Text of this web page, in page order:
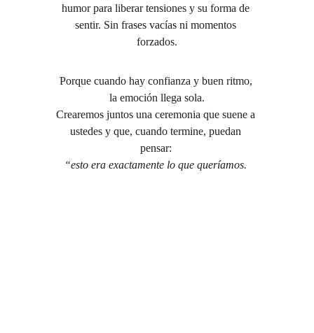
humor para liberar tensiones y su forma de
sentir. Sin frases vacías ni momentos
forzados.
Porque cuando hay confianza y buen ritmo,
la emoción llega sola.
Crearemos juntos una ceremonia que suene a
ustedes y que, cuando termine, puedan
pensar:
“esto era exactamente lo que queríamos.